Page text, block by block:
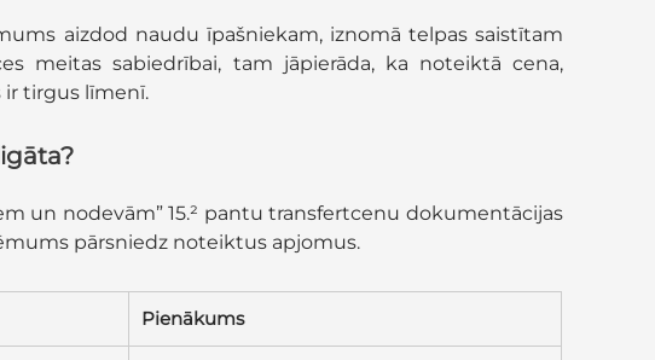
aizdod naudu īpašniekam, iznomā telpas saistītam
meitas sabiedrībai, tam jāpierāda, ka noteiktā cena,
tirgus līmenī.
un nodevām” 15.² pantu transfertcenu dokumentācijas
pārsniedz noteiktus apjomus.
Pienākums